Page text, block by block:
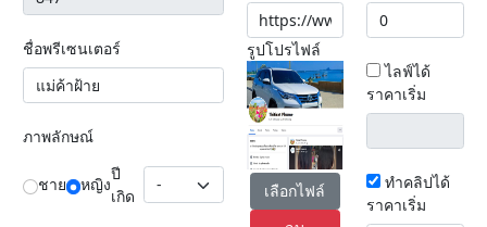
ชื่อพรีเซนเตอร์
ภาพลักษณ์
ชาย หญิง
ปี
เกิด
รูปโปรไฟล์
เลือกไฟล์
ไลฟ์ได้
ราคาเริ่ม
ทำคลิปได้
ราคาเริ่ม